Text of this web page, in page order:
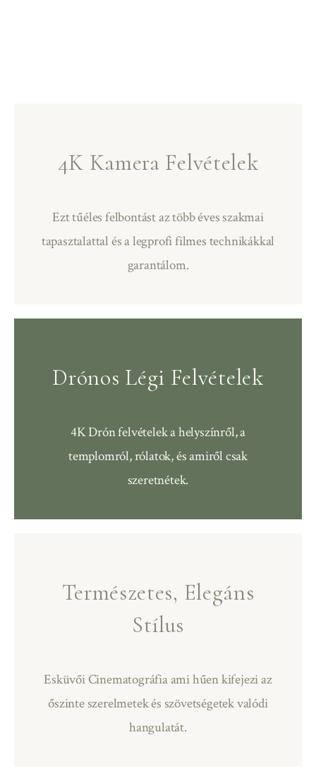
4K Kamera Felvételek
Ezt tűéles felbontást az több éves szakmai
tapasztalattal és a legprofi filmes technikákkal
garantálom.
Drónos Légi Felvételek
4K Drón felvételek a helyszínről, a
templomról, rólatok, és amiről csak
szeretnétek.
Természetes, Elegáns
Stílus
Esküvői Cinematográfia ami hűen kifejezi az
őszinte szerelmetek és szövetségetek valódi
hangulatát.